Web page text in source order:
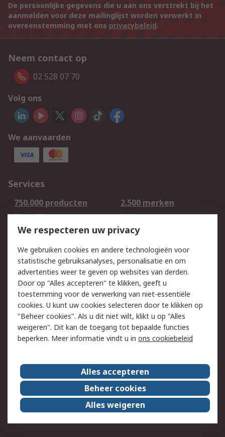
De persoonlijke gegevens die u aan ons verstrekt bij het
aanmelden voor deze mailinglijst worden verwerkt in
overeenstemming met ons privacybeleid.
Neem contact op
02 528 07 70
Volg ons
We aanvaarden
Services
750.000 producten
2.500 merken
Bestellen
Inkoopoplossingen
Retouren
Technisch advies
Track & Trace
Wettelijk
Cookiebeleid
Email veiligheid
Privacybeleid -
Bijgewerkt
Websitevoorwaarden
Algemene
verkoopvoorwaarden
Over RS
RS Group
Over ons
RS wereldwijd
Werken bij RS
ESG
We respecteren uw privacy
We gebruiken cookies en andere technologieën voor
statistische gebruiksanalyses, personalisatie en om
advertenties weer te geven op websites van derden.
Door op "Alles accepteren" te klikken, geeft u
toestemming voor de verwerking van niet-essentiële
cookies. U kunt uw cookies selecteren door te klikken op
"Beheer cookies". Als u dit niet wilt, klikt u op "Alles
weigeren". Dit kan de toegang tot bepaalde functies
beperken. Meer informatie vindt u in ons cookiebeleid
Alles accepteren
Beheer cookies
Alles weigeren